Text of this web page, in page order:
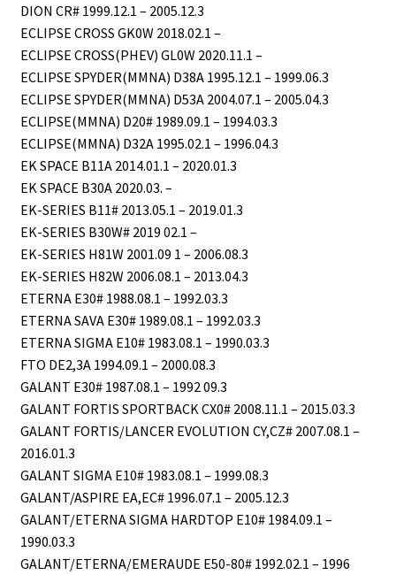
DION CR# 1999.12.1 – 2005.12.3
ECLIPSE CROSS GK0W 2018.02.1 –
ECLIPSE CROSS(PHEV) GL0W 2020.11.1 –
ECLIPSE SPYDER(MMNA) D38A 1995.12.1 – 1999.06.3
ECLIPSE SPYDER(MMNA) D53A 2004.07.1 – 2005.04.3
ECLIPSE(MMNA) D20# 1989.09.1 – 1994.03.3
ECLIPSE(MMNA) D32A 1995.02.1 – 1996.04.3
EK SPACE B11A 2014.01.1 – 2020.01.3
EK SPACE B30A 2020.03. –
EK-SERIES B11# 2013.05.1 – 2019.01.3
EK-SERIES B30W# 2019 02.1 –
EK-SERIES H81W 2001.09 1 – 2006.08.3
EK-SERIES H82W 2006.08.1 – 2013.04.3
ETERNA E30# 1988.08.1 – 1992.03.3
ETERNA SAVA E30# 1989.08.1 – 1992.03.3
ETERNA SIGMA E10# 1983.08.1 – 1990.03.3
FTO DE2,3A 1994.09.1 – 2000.08.3
GALANT E30# 1987.08.1 – 1992 09.3
GALANT FORTIS SPORTBACK CX0# 2008.11.1 – 2015.03.3
GALANT FORTIS/LANCER EVOLUTION CY,CZ# 2007.08.1 –
2016.01.3
GALANT SIGMA E10# 1983.08.1 – 1999.08.3
GALANT/ASPIRE EA,EC# 1996.07.1 – 2005.12.3
GALANT/ETERNA SIGMA HARDTOP E10# 1984.09.1 –
1990.03.3
GALANT/ETERNA/EMERAUDE E50-80# 1992.02.1 – 1996